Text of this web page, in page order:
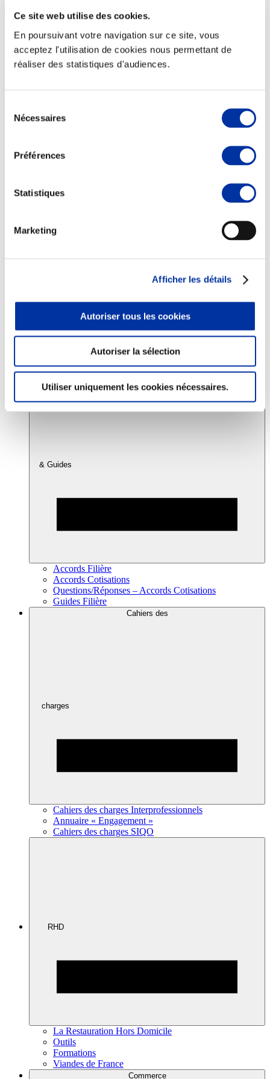
Ce site web utilise des cookies.
En poursuivant votre navigation sur ce site, vous
acceptez l'utilisation de cookies nous permettant de
réaliser des statistiques d'audiences.
Nécessaires
Préférences
Statistiques
Marketing
Afficher les détails
Autoriser tous les cookies
Autoriser la sélection
Utiliser uniquement les cookies nécessaires.
Elevage
Consommation
Sécurité sanitaire
Juste rémunération et attractivité des métiers
Info-veille scientifique
Accords
& Guides
Accords Filière
Accords Cotisations
Questions/Réponses – Accords Cotisations
Guides Filière
Cahiers des
charges
Cahiers des charges Interprofessionnels
Annuaire « Engagement »
Cahiers des charges SIQO
RHD
La Restauration Hors Domicile
Outils
Formations
Viandes de France
Commerce